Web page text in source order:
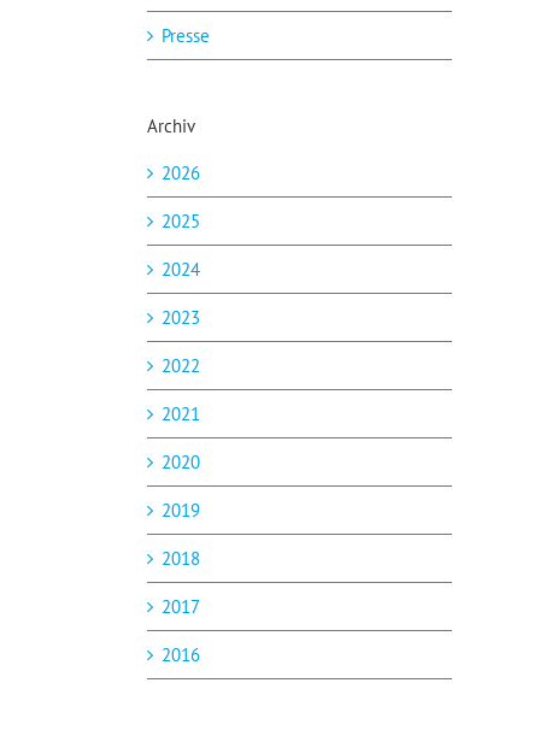
Presse
Archiv
2026
2025
2024
2023
2022
2021
2020
2019
2018
2017
2016